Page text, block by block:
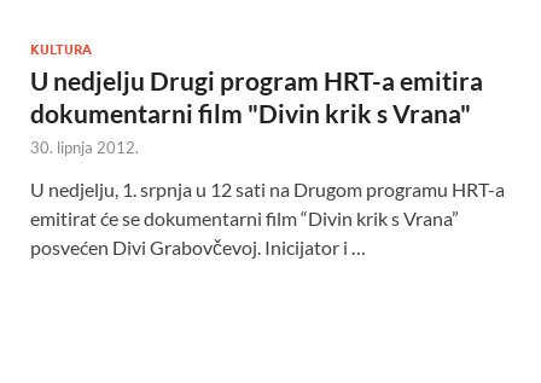
KULTURA
U nedjelju Drugi program HRT-a emitira
dokumentarni film "Divin krik s Vrana"
30. lipnja 2012.
U nedjelju, 1. srpnja u 12 sati na Drugom programu HRT-a
emitirat će se dokumentarni film “Divin krik s Vrana”
posvećen Divi Grabovčevoj. Inicijator i …